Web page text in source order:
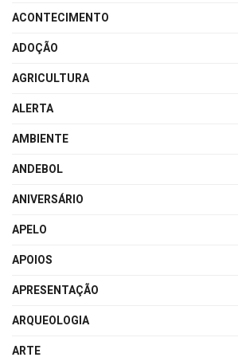
ACONTECIMENTO
ADOÇÃO
AGRICULTURA
ALERTA
AMBIENTE
ANDEBOL
ANIVERSÁRIO
APELO
APOIOS
APRESENTAÇÃO
ARQUEOLOGIA
ARTE